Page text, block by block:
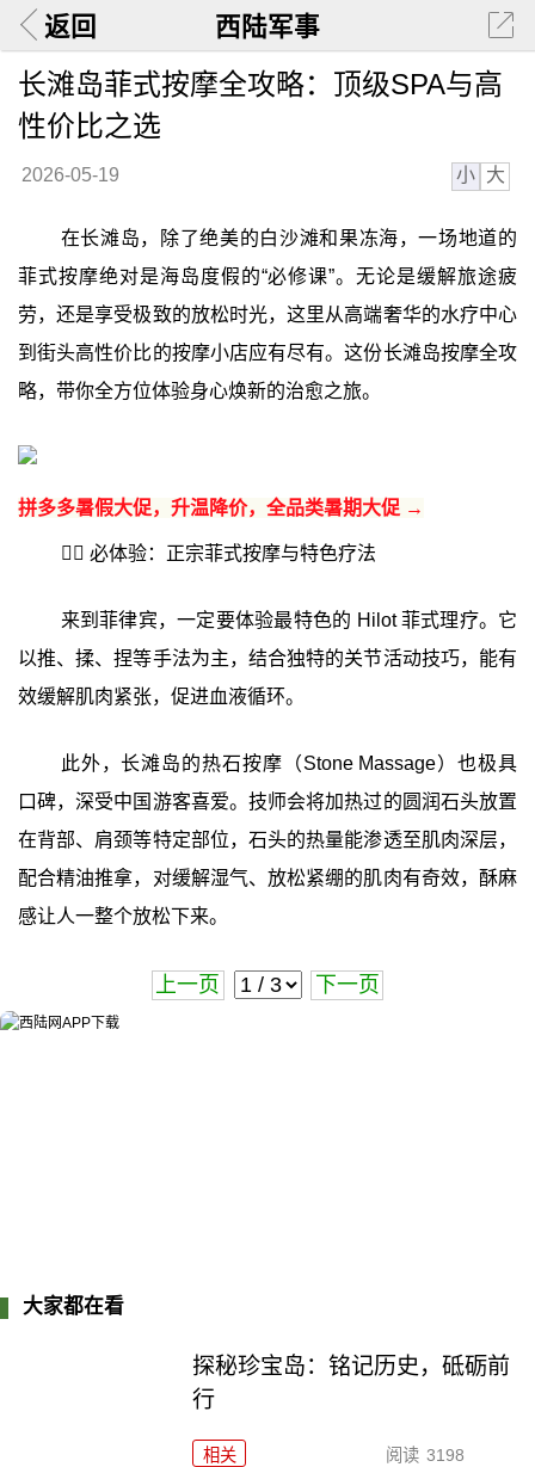
返回 西陆军事
长滩岛菲式按摩全攻略：顶级SPA与高
性价比之选
2026-05-19 小 大
在长滩岛，除了绝美的白沙滩和果冻海，一场地道的
菲式按摩绝对是海岛度假的“必修课”。无论是缓解旅途疲
劳，还是享受极致的放松时光，这里从高端奢华的水疗中心
到街头高性价比的按摩小店应有尽有。这份长滩岛按摩全攻
略，带你全方位体验身心焕新的治愈之旅。
拼多多暑假大促，升温降价，全品类暑期大促 →
💆‍♀️ 必体验：正宗菲式按摩与特色疗法
来到菲律宾，一定要体验最特色的 Hilot 菲式理疗。它
以推、揉、捏等手法为主，结合独特的关节活动技巧，能有
效缓解肌肉紧张，促进血液循环。
此外，长滩岛的热石按摩（Stone Massage）也极具
口碑，深受中国游客喜爱。技师会将加热过的圆润石头放置
在背部、肩颈等特定部位，石头的热量能渗透至肌肉深层，
配合精油推拿，对缓解湿气、放松紧绷的肌肉有奇效，酥麻
感让人一整个放松下来。
上一页 下一页
大家都在看
探秘珍宝岛：铭记历史，砥砺前
行
相关 阅读 3198